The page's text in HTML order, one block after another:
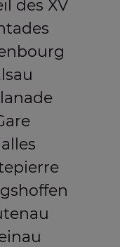
des XV